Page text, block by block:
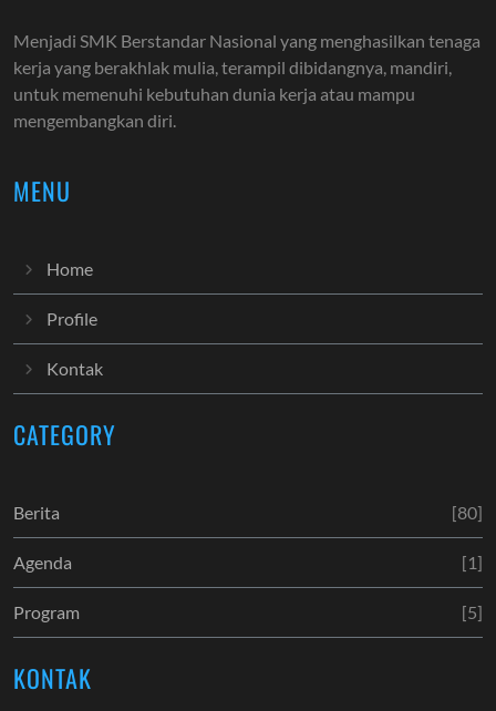
Menjadi SMK Berstandar Nasional yang menghasilkan tenaga
kerja yang berakhlak mulia, terampil dibidangnya, mandiri,
untuk memenuhi kebutuhan dunia kerja atau mampu
mengembangkan diri.
MENU
Home
Profile
Kontak
CATEGORY
Berita [80]
Agenda [1]
Program [5]
KONTAK